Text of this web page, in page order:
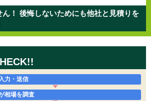
！ 後悔しないためにも他社と見積りを
力・送信
相場を調査